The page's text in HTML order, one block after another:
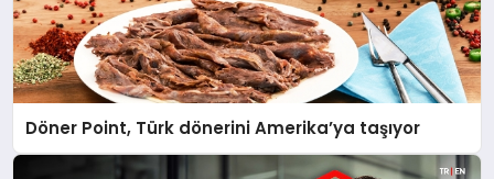
Döner Point, Türk dönerini Amerika’ya taşıyor